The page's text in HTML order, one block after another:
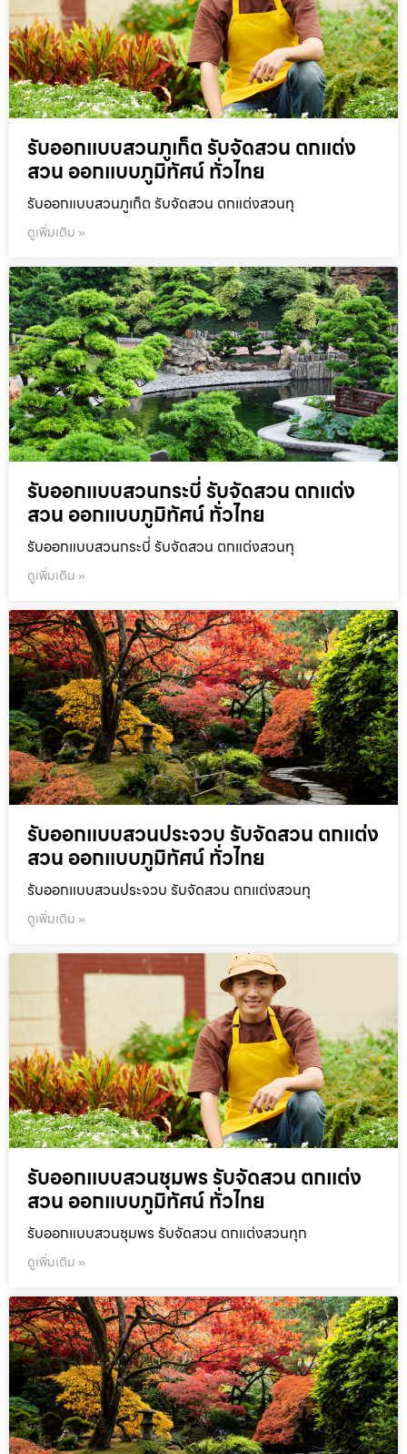
รับออกแบบสวนภูเก็ต รับจัดสวน ตกแต่ง
สวน ออกแบบภูมิทัศน์ ทั่วไทย
รับออกแบบสวนภูเก็ต รับจัดสวน ตกแต่งสวนทุ
ดูเพิ่มเติม »
รับออกแบบสวนกระบี่ รับจัดสวน ตกแต่ง
สวน ออกแบบภูมิทัศน์ ทั่วไทย
รับออกแบบสวนกระบี่ รับจัดสวน ตกแต่งสวนทุ
ดูเพิ่มเติม »
รับออกแบบสวนประจวบ รับจัดสวน ตกแต่ง
สวน ออกแบบภูมิทัศน์ ทั่วไทย
รับออกแบบสวนประจวบ รับจัดสวน ตกแต่งสวนทุ
ดูเพิ่มเติม »
รับออกแบบสวนชุมพร รับจัดสวน ตกแต่ง
สวน ออกแบบภูมิทัศน์ ทั่วไทย
รับออกแบบสวนชุมพร รับจัดสวน ตกแต่งสวนทุก
ดูเพิ่มเติม »